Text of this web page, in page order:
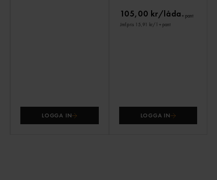
LOGGA IN
105,00 kr/låda+ pant
Jmf.pris 15,91 kr/ l + pant
LOGGA IN